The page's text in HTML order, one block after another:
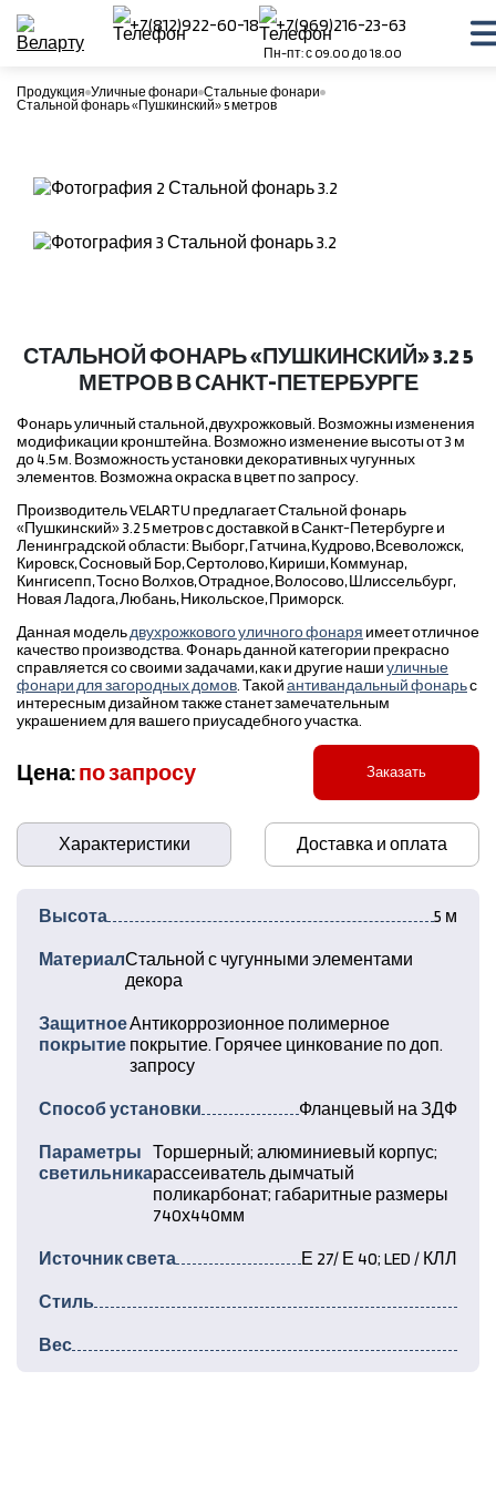
+7(812)922-60-18 +7(969)216-23-63
Пн-пт: с 09.00 до 18.00
Продукция Уличные фонари Стальные фонари
Стальной фонарь «Пушкинский» 5 метров
СТАЛЬНОЙ ФОНАРЬ «ПУШКИНСКИЙ» 3.2 5
МЕТРОВ В САНКТ-ПЕТЕРБУРГЕ
Фонарь уличный стальной, двухрожковый. Возможны изменения
модификации кронштейна. Возможно изменение высоты от 3 м
до 4.5 м. Возможность установки декоративных чугунных
элементов. Возможна окраска в цвет по запросу.
Производитель VELARTU предлагает Стальной фонарь
«Пушкинский» 3.2 5 метров с доставкой в Санкт-Петербурге и
Ленинградской области: Выборг, Гатчина, Кудрово, Всеволожск,
Кировск, Сосновый Бор, Сертолово, Кириши, Коммунар,
Кингисепп, Тосно Волхов, Отрадное, Волосово, Шлиссельбург,
Новая Ладога, Любань, Никольское, Приморск.
Данная модельдвухрожкового уличного фонаря имеет отличное
качество производства. Фонарь данной категории прекрасно
справляется со своими задачами, как и другие нашиуличные
фонари для загородных домов . Такойантивандальный фонарьс
интересным дизайном также станет замечательным
украшением для вашего приусадебного участка.
Цена:по запросу Заказать
Характеристики Доставка и оплата
Высота 5 м
МатериалСтальной с чугунными элементами
декора
Защитное
покрытие
Антикоррозионное полимерное
покрытие. Горячее цинкование по доп.
запросу
Способ установки Фланцевый на ЗДФ
Параметры
светильника
Торшерный; алюминиевый корпус;
рассеиватель дымчатый
поликарбонат; габаритные размеры
740х440мм
Источник света Е 27/ Е 40; LED / КЛЛ
Стиль
Вес